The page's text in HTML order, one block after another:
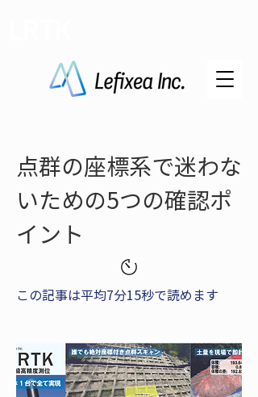
点群の座標系で迷わな
いための5つの確認ポ
イント
この記事は平均7分15秒で読めます